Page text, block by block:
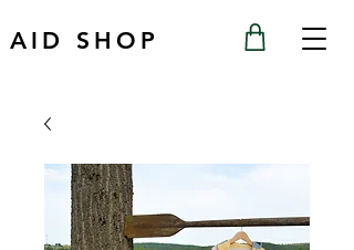
AID SHOP